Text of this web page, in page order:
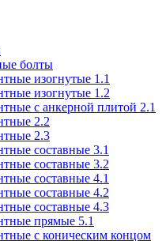
болты
изогнутые 1.1
изогнутые 1.2
с анкерной плитой 2.1
2.2
2.3
составные 3.1
составные 3.2
составные 4.1
составные 4.2
составные 4.3
прямые 5.1
с коническим концом